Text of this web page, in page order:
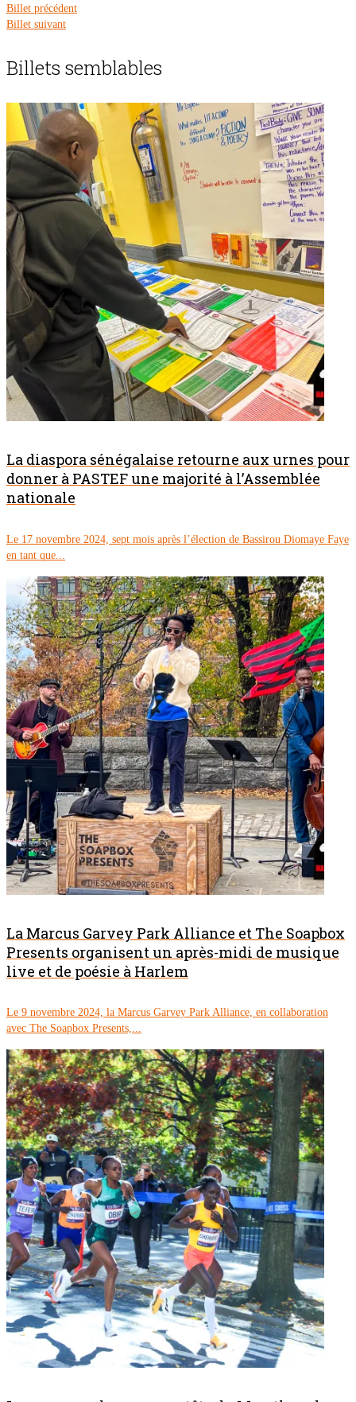
Billet précédent
Billet suivant
Billets semblables
La diaspora sénégalaise retourne aux urnes pour
donner à PASTEF une majorité à l’Assemblée
nationale
Le 17 novembre 2024, sept mois après l’élection de Bassirou Diomaye Faye
en tant que...
La Marcus Garvey Park Alliance et The Soapbox
Presents organisent un après-midi de musique
live et de poésie à Harlem
Le 9 novembre 2024, la Marcus Garvey Park Alliance, en collaboration
avec The Soapbox Presents,...